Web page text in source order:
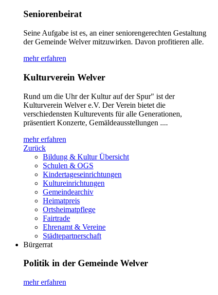
Seniorenbeirat
Seine Aufgabe ist es, an einer seniorengerechten Gestaltung
der Gemeinde Welver mitzuwirken. Davon profitieren alle.
mehr erfahren
Kulturverein Welver
Rund um die Uhr der Kultur auf der Spur" ist der
Kulturverein Welver e.V. Der Verein bietet die
verschiedensten Kulturevents für alle Generationen,
präsentiert Konzerte, Gemäldeausstellungen ....
mehr erfahren
Zurück
Bildung & Kultur Übersicht
Schulen & OGS
Kindertageseinrichtungen
Kultureinrichtungen
Gemeindearchiv
Heimatpreis
Ortsheimatpflege
Fairtrade
Ehrenamt & Vereine
Städtepartnerschaft
Bürgerrat
Politik in der Gemeinde Welver
mehr erfahren